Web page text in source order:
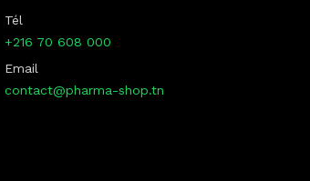
Tél
+216 70 608 000
Email
contact@pharma-shop.tn